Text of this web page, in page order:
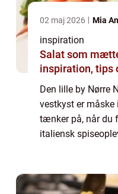
02 maj 2026 Mia
inspiration
Salat som
inspiration, tips
Den lille by Nørre
vestkyst er måske
tænker på, når du
italiensk